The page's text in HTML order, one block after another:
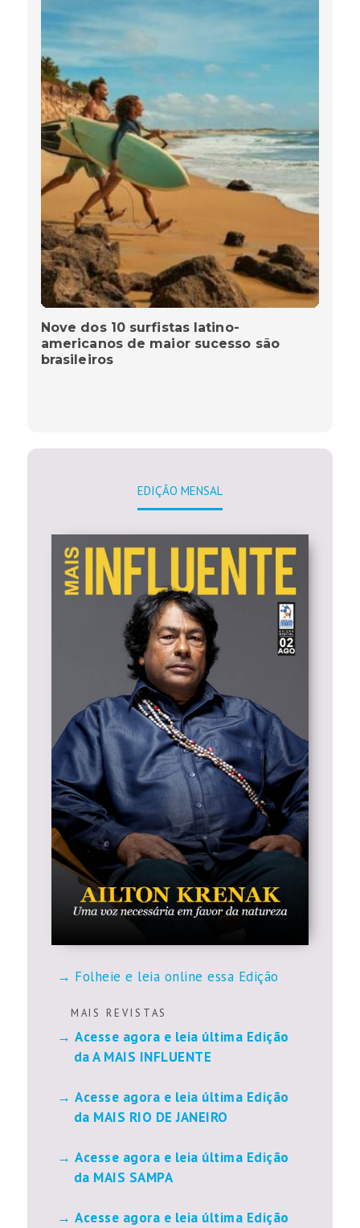
Nove dos 10 surfistas latino-
americanos de maior sucesso são
brasileiros
EDIÇÃO MENSAL
Folheie e leia online essa Edição
M A I S R E V I S T A S
Acesse agora e leia última Edição
da A MAIS INFLUENTE
Acesse agora e leia última Edição
da MAIS RIO DE JANEIRO
Acesse agora e leia última Edição
da MAIS SAMPA
Acesse agora e leia última Edição